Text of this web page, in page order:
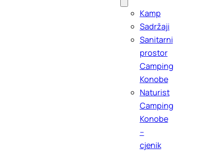
Kamp
Sadržaji
Sanitarni
prostor
Camping
Konobe
Naturist
Camping
Konobe
–
cjenik